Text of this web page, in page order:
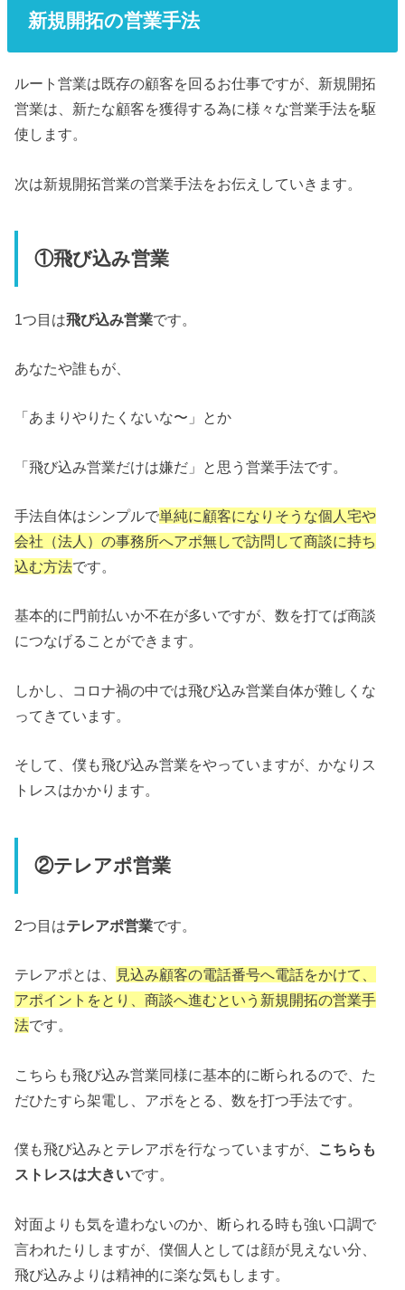
新規開拓の営業手法
ルート営業は既存の顧客を回るお仕事ですが、新規開拓
営業は、新たな顧客を獲得する為に様々な営業手法を駆
使します。
次は新規開拓営業の営業手法をお伝えしていきます。
①飛び込み営業
1つ目は飛び込み営業です。
あなたや誰もが、
「あまりやりたくないな〜」とか
「飛び込み営業だけは嫌だ」と思う営業手法です。
手法自体はシンプルで単純に顧客になりそうな個人宅や
会社（法人）の事務所へアポ無しで訪問して商談に持ち
込む方法です。
基本的に門前払いか不在が多いですが、数を打てば商談
につなげることができます。
しかし、コロナ禍の中では飛び込み営業自体が難しくな
ってきています。
そして、僕も飛び込み営業をやっていますが、かなりス
トレスはかかります。
②テレアポ営業
2つ目はテレアポ営業です。
テレアポとは、
見込み顧客の電話番号へ電話をかけて、
アポイントをとり、商談へ進むという新規開拓の営業手
法です。
こちらも飛び込み営業同様に基本的に断られるので、た
だひたすら架電し、アポをとる、数を打つ手法です。
僕も飛び込みとテレアポを行なっていますが、 こちらも
ストレスは大きいです。
対面よりも気を遣わないのか、断られる時も強い口調で
言われたりしますが、僕個人としては顔が見えない分、
飛び込みよりは精神的に楽な気もします。